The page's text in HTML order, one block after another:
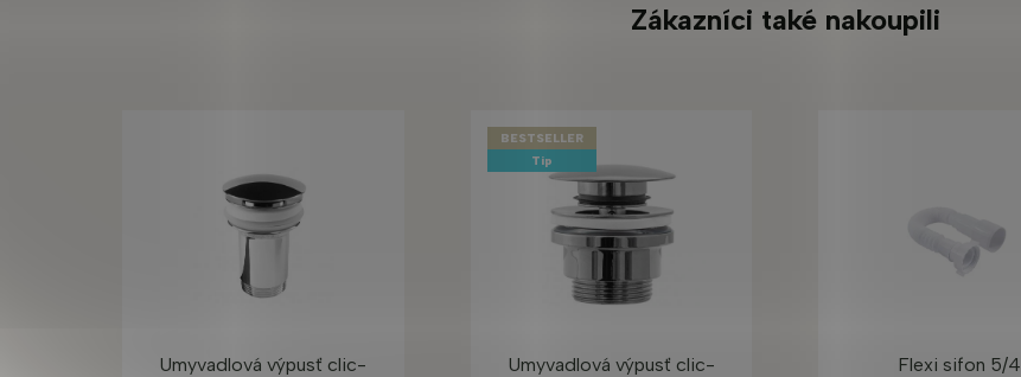
Zákazníci také nakoupili
Umyvadlová výpusť clic-
BESTSELLER
Tip
Umyvadlová výpusť clic-
Flexi sifon 5/4